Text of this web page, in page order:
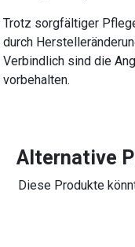
Trotz sorgfältiger
durch
Verbindlich sind die
vorbehalten.
Alternative
Diese Produkte